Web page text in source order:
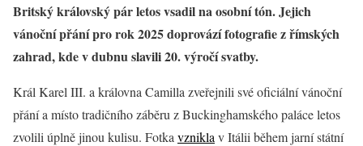
Britský královský pár letos vsadil na osobní tón. Jejich
vánoční přání pro rok 2025 doprovází fotografie z římských
zahrad, kde v dubnu slavili 20. výročí svatby.
Král Karel III. a královna Camilla zveřejnili své oficiální vánoční
přání a místo tradičního záběru z Buckinghamského paláce letos
zvolili úplně jinou kulisu. Fotka vznikla v Itálii během jarní státní